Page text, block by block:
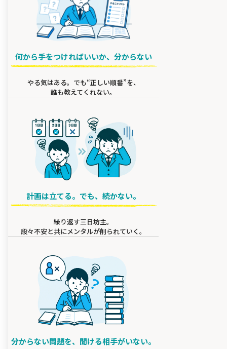
何から手をつければいいか、分からない
やる気はある。でも“正しい順番”を、
誰も教えてくれない。
計画は立てる。でも、続かない。
繰り返す三日坊主。
段々不安と共にメンタルが削られていく。
分からない問題を、聞ける相手がいない。